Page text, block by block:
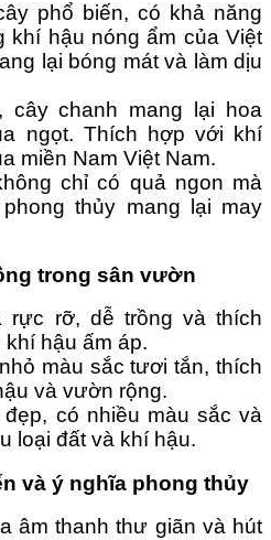
phổ biến, có khả năng
khí hậu nóng ẩm của Việt
lại bóng mát và làm dịu
cây chanh mang lại hoa
ngọt. Thích hợp với khí
miền Nam Việt Nam.
chỉ có quả ngon mà
thủy mang lại may
trong sân vườn
rực rỡ, dễ trồng và thích
hậu ấm áp.
màu sắc tươi tắn, thích
và vườn rộng.
có nhiều màu sắc và
loại đất và khí hậu.
và ý nghĩa phong thủy
âm thanh thư giãn và hút